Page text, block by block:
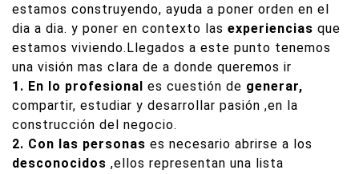
estamos construyendo, ayuda a poner orden en el
dia a dia. y poner en contexto las experiencias que
estamos viviendo.Llegados a este punto tenemos
una visión mas clara de a donde queremos ir
1. En lo profesional es cuestión de generar,
compartir, estudiar y desarrollar pasión ,en la
construcción del negocio.
2. Con las personas es necesario abrirse a los
desconocidos ,ellos representan una lista